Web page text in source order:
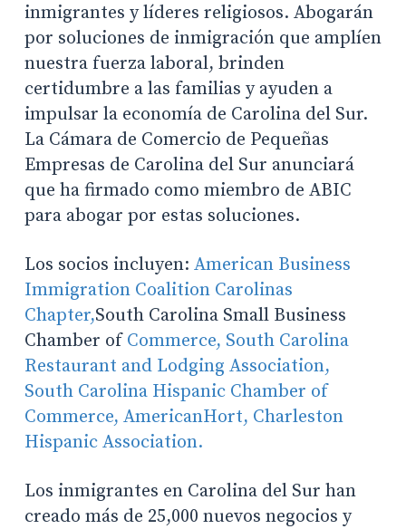
inmigrantes y líderes religiosos. Abogarán
por soluciones de inmigración que amplíen
nuestra fuerza laboral, brinden
certidumbre a las familias y ayuden a
impulsar la economía de Carolina del Sur.
La Cámara de Comercio de Pequeñas
Empresas de Carolina del Sur anunciará
que ha firmado como miembro de ABIC
para abogar por estas soluciones.
Los socios incluyen: American Business
Immigration Coalition Carolinas
Chapter,South Carolina Small Business
Chamber of Commerce, South Carolina
Restaurant and Lodging Association,
South Carolina Hispanic Chamber of
Commerce, AmericanHort, Charleston
Hispanic Association.
Los inmigrantes en Carolina del Sur han
creado más de 25,000 nuevos negocios y